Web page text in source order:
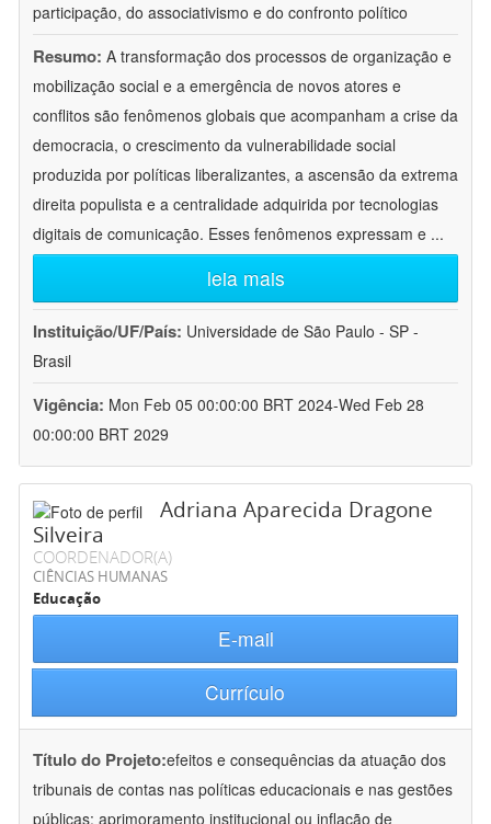
participação, do associativismo e do confronto político
Resumo: A transformação dos processos de organização e
mobilização social e a emergência de novos atores e
conflitos são fenômenos globais que acompanham a crise da
democracia, o crescimento da vulnerabilidade social
produzida por políticas liberalizantes, a ascensão da extrema
direita populista e a centralidade adquirida por tecnologias
digitais de comunicação. Esses fenômenos expressam e ...
leia mais
Instituição/UF/País: Universidade de São Paulo - SP -
Brasil
Vigência: Mon Feb 05 00:00:00 BRT 2024-Wed Feb 28
00:00:00 BRT 2029
Adriana Aparecida Dragone
Silveira
COORDENADOR(A)
CIÊNCIAS HUMANAS
Educação
E-mail
Currículo
Título do Projeto:efeitos e consequências da atuação dos
tribunais de contas nas políticas educacionais e nas gestões
públicas: aprimoramento institucional ou inflação de